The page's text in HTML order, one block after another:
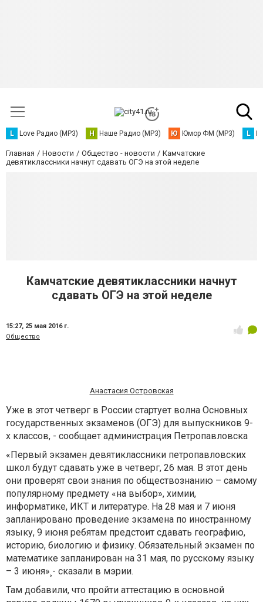
L Love Радио (MP3) Н Наше Радио (MP3) Ю Юмор ФМ (MP3) L
Главная Новости Общество - новости
Камчатские
девятиклассники начнут сдавать ОГЭ на этой неделе
Камчатские девятиклассники начнут
сдавать ОГЭ на этой неделе
15:27, 25 мая 2016 г.
Общество
Анастасия Островская
Уже в этот четверг в России стартует волна Основных
государственных экзаменов (ОГЭ) для выпускников 9-
х классов, - сообщает администрация Петропавловска
«Первый экзамен девятиклассники петропавловских
школ будут сдавать уже в четверг, 26 мая. В этот день
они проверят свои знания по обществознанию – самому
популярному предмету «на выбор», химии,
информатике, ИКТ и литературе. На 28 мая и 7 июня
запланировано проведение экзамена по иностранному
языку, 9 июня ребятам предстоит сдавать географию,
историю, биологию и физику. Обязательный экзамен по
математике запланирован на 31 мая, по русскому языку
– 3 июня»¸- сказали в мэрии.
Там добавили, что пройти аттестацию в основной